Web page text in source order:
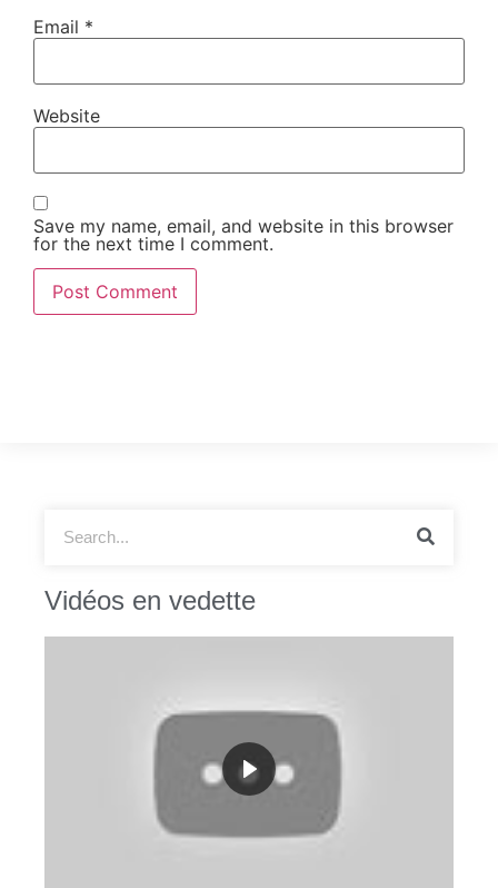
Email *
Website
Save my name, email, and website in this browser
for the next time I comment.
Vidéos en vedette